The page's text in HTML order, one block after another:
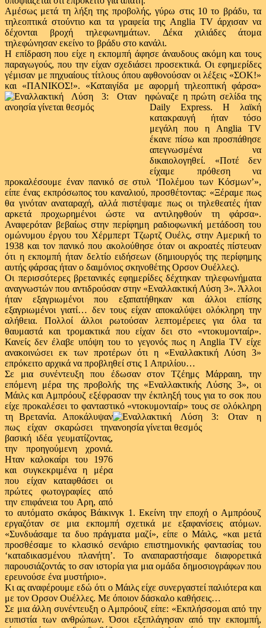
Αμέσως μετά τη λήξη της προβολής, γύρω στις 10 το βράδυ, τα
τηλεοπτικά στούντιο και τα γραφεία της Anglia TV άρχισαν να
δέχονται βροχή τηλεφωνημάτων. Δέκα χιλιάδες άτομα
τηλεφώνησαν εκείνο το βράδυ στο κανάλι.
Η επίδραση που είχε η εκπομπή άφησε άναυδους ακόμη και τους
παραγωγούς, που την είχαν σχεδιάσει προσεκτικά. Οι εφημερίδες
γέμισαν με πηχυαίους τίτλους όπου αφθονούσαν οι λέξεις «ΣΟΚ!»
και «ΠΑΝΙΚΟΣ!». «Καταιγίδα με αφορμή τηλεοπτική φάρσα»
φώναζε η πρώτη σελίδα της
Daily Express. Η λαϊκή
κατακραυγή ήταν τόσο
μεγάλη που η Anglia TV
έκανε πίσω και προσπάθησε
απεγνωσμένα να
δικαιολογηθεί. «Ποτέ δεν
είχαμε πρόθεση να
προκαλέσουμε έναν πανικό σε στυλ ‘Πολέμου των Κόσμων’»,
είπε ένας εκπρόσωπος του καναλιού, προσθέτοντας: «Ξέραμε πως
θα γινόταν αναταραχή, αλλά πιστέψαμε πως οι τηλεθεατές ήταν
αρκετά προχωρημένοι ώστε να αντιληφθούν τη φάρσα».
Αναφερόταν βεβαίως στην περίφημη ραδιοφωνική μετάδοση του
ομώνυμου έργου του Χέρμπερτ Τζωρτζ Ουέλς, στην Αμερική το
1938 και τον πανικό που ακολούθησε όταν οι ακροατές πίστευαν
ότι η εκπομπή ήταν δελτίο ειδήσεων (δημιουργός της περίφημης
αυτής φάρσας ήταν ο δαιμόνιος σκηνοθέτης Ορσον Ουέλλες).
Οι περισσότερες βρετανικές εφημερίδες δέχτηκαν τηλεφωνήματα
αναγνωστών που αντιδρούσαν στην «Εναλλακτική Λύση 3». Άλλοι
ήταν εξαγριωμένοι που εξαπατήθηκαν και άλλοι επίσης
εξαγριωμένοι γιατί… δεν τους είχαν αποκαλύψει ολόκληρη την
αλήθεια. Πολλοί άλλοι ρωτούσαν λεπτομέρειες για όλα τα
θαυμαστά και τρομακτικά που είχαν δει στο «ντοκυμονταίρ».
Κανείς δεν έλαβε υπόψη του το γεγονός πως η Anglia TV είχε
ανακοινώσει εκ των προτέρων ότι η «Εναλλακτική Λύση 3»
επρόκειτο αρχικά να προβληθεί στις 1 Απριλίου…
Σε μια συνέντευξη που έδωσαν στον Τζέημς Μάρραιη, την
επόμενη μέρα της προβολής της «Εναλλακτικής Λύσης 3», οι
Μάιλς και Αμπρόουζ εξέφρασαν την έκπληξή τους για το σοκ που
είχε προκαλέσει το φανταστικό «ντοκυμονταίρ» τους σε ολόκληρη
τη Βρετανία. Αποκάλυψαν
πως είχαν σκαρώσει την
βασική ιδέα γευματίζοντας,
την προηγούμενη χρονιά.
Ηταν καλοκαίρι του 1976
και συγκεκριμένα η μέρα
που είχαν καταφθάσει οι
πρώτες φωτογραφίες από
την επιφάνεια του Αρη, από
το αυτόματο σκάφος Βάικινγκ 1. Εκείνη την εποχή ο Αμπρόουζ
εργαζόταν σε μια εκπομπή σχετικά με εξαφανίσεις ατόμων.
«Συνδυάσαμε τα δυο πράγματα μαζί», είπε ο Μάιλς, «και μετά
προσθέσαμε το κλασικό σενάριο επιστημονικής φαντασίας του
‘καταδικασμένου πλανήτη’. Το αναπαραστήσαμε διαφορετικά
παρουσιάζοντάς το σαν ιστορία για μια ομάδα δημοσιογράφων που
ερευνούσε ένα μυστήριο».
Κι ας αναφέρουμε εδώ ότι ο Μάιλς είχε συνεργαστεί παλιότερα και
με τον Ορσον Ουέλλες. Με όποιον δάσκαλο καθήσεις…
Σε μια άλλη συνέντευξη ο Αμπρόουζ είπε: «Εκπλήσσομαι από την
ευπιστία των ανθρώπων. Όσοι εξεπλάγησαν από την εκπομπή,